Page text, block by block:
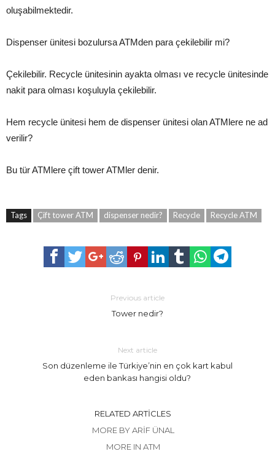
oluşabilmektedir.
Dispenser ünitesi bozulursa ATMden para çekilebilir mi?
Çekilebilir. Recycle ünitesinin ayakta olması ve recycle ünitesinde
nakit para olması koşuluyla çekilebilir.
Hem recycle ünitesi hem de dispenser ünitesi olan ATMlere ne ad
verilir?
Bu tür ATMlere çift tower ATMler denir.
Tags Çift tower ATM dispenser nedir? Recycle Recycle ATM
Previous article
Tower nedir?
Next article
Son düzenleme ile Türkiye’nin en çok kart kabul
eden bankası hangisi oldu?
RELATED ARTICLES
MORE BY ARIF ÜNAL
MORE IN ATM